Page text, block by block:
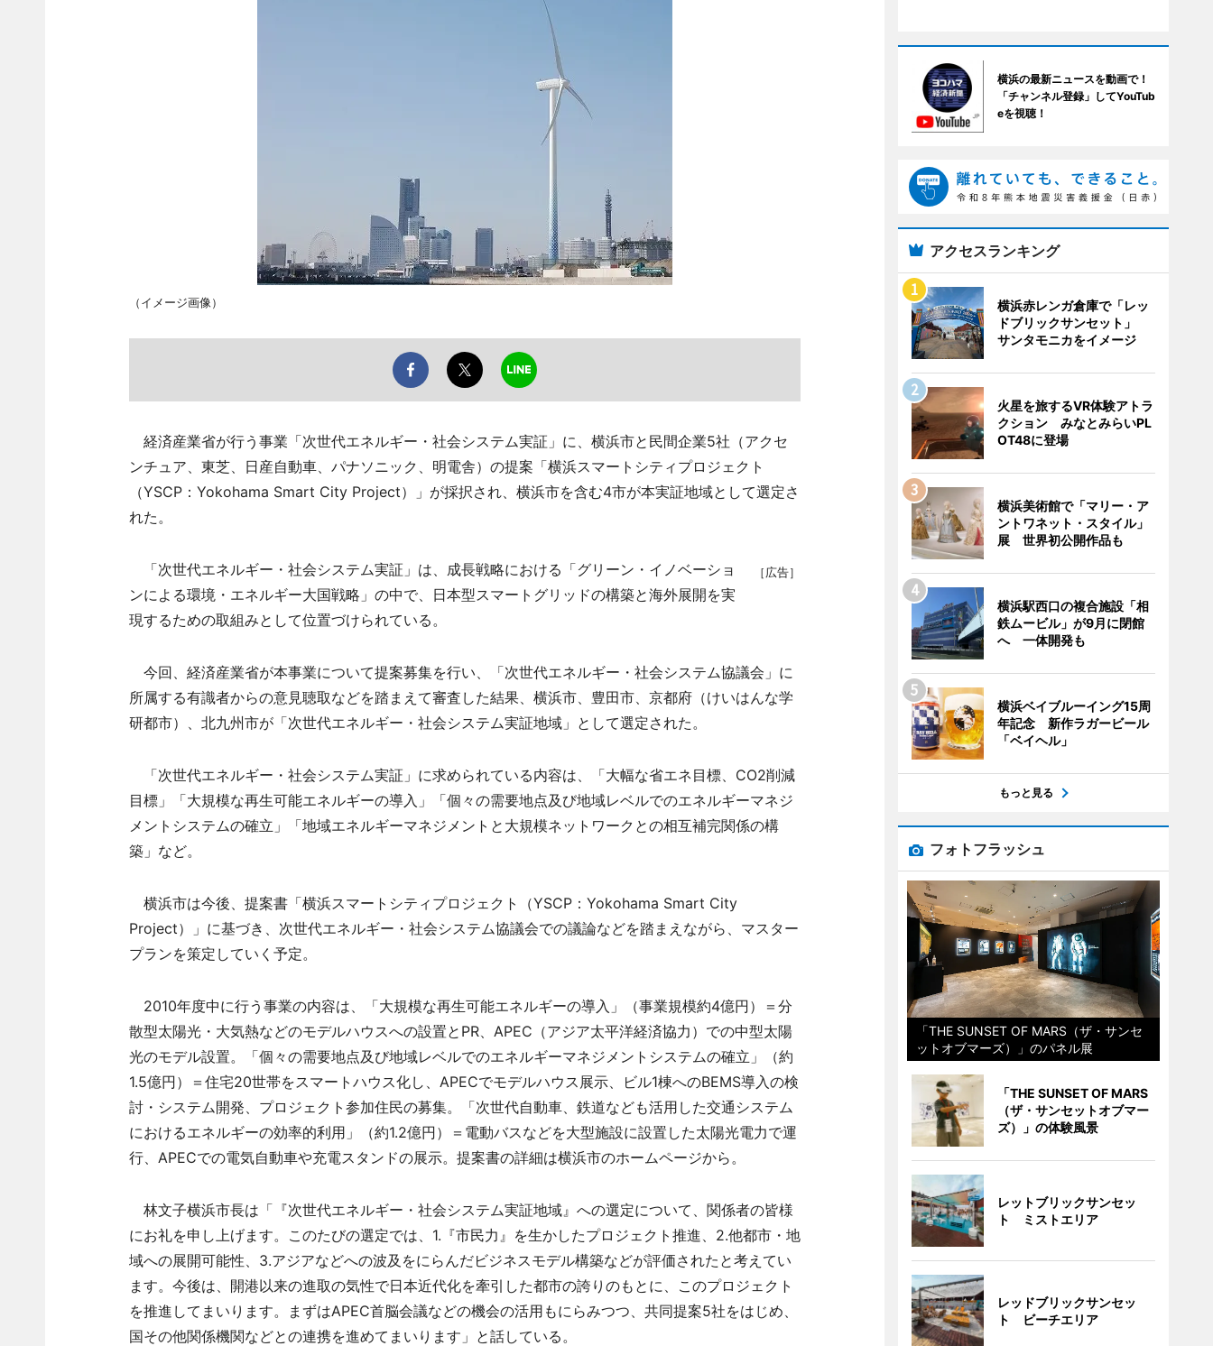
（イメージ画像）
経済産業省が行う事業「次世代エネルギー・社会システム実証」に、横浜市と民間企業5社（アクセ
ンチュア、東芝、日産自動車、パナソニック、明電舎）の提案「横浜スマートシティプロジェクト
（YSCP：Yokohama Smart City Project）」が採択され、横浜市を含む4市が本実証地域として選定さ
れた。
［広告］
「次世代エネルギー・社会システム実証」は、成長戦略における「グリーン・イノベーショ
ンによる環境・エネルギー大国戦略」の中で、日本型スマートグリッドの構築と海外展開を実
現するための取組みとして位置づけられている。
今回、経済産業省が本事業について提案募集を行い、「次世代エネルギー・社会システム協議会」に
所属する有識者からの意見聴取などを踏まえて審査した結果、横浜市、豊田市、京都府（けいはんな学
研都市）、北九州市が「次世代エネルギー・社会システム実証地域」として選定された。
「次世代エネルギー・社会システム実証」に求められている内容は、「大幅な省エネ目標、CO2削減
目標」「大規模な再生可能エネルギーの導入」「個々の需要地点及び地域レベルでのエネルギーマネジ
メントシステムの確立」「地域エネルギーマネジメントと大規模ネットワークとの相互補完関係の構
築」など。
横浜市は今後、提案書「横浜スマートシティプロジェクト（YSCP：Yokohama Smart City
Project）」に基づき、次世代エネルギー・社会システム協議会での議論などを踏まえながら、マスター
プランを策定していく予定。
2010年度中に行う事業の内容は、「大規模な再生可能エネルギーの導入」（事業規模約4億円）＝分
散型太陽光・大気熱などのモデルハウスへの設置とPR、APEC（アジア太平洋経済協力）での中型太陽
光のモデル設置。「個々の需要地点及び地域レベルでのエネルギーマネジメントシステムの確立」（約
1.5億円）＝住宅20世帯をスマートハウス化し、APECでモデルハウス展示、ビル1棟へのBEMS導入の検
討・システム開発、プロジェクト参加住民の募集。「次世代自動車、鉄道なども活用した交通システム
におけるエネルギーの効率的利用」（約1.2億円）＝電動バスなどを大型施設に設置した太陽光電力で運
行、APECでの電気自動車や充電スタンドの展示。提案書の詳細は横浜市のホームページから。
林文子横浜市長は「『次世代エネルギー・社会システム実証地域』への選定について、関係者の皆様
にお礼を申し上げます。このたびの選定では、1.『市民力』を生かしたプロジェクト推進、2.他都市・地
域への展開可能性、3.アジアなどへの波及をにらんだビジネスモデル構築などが評価されたと考えてい
ます。今後は、開港以来の進取の気性で日本近代化を牽引した都市の誇りのもとに、このプロジェクト
を推進してまいります。まずはAPEC首脳会議などの機会の活用もにらみつつ、共同提案5社をはじめ、
国その他関係機関などとの連携を進めてまいります」と話している。
横浜の最新ニュースを動画で！
「チャンネル登録」してYouTub
eを視聴！
アクセスランキング
横浜赤レンガ倉庫で「レッ
ドブリックサンセット」
サンタモニカをイメージ
火星を旅するVR体験アトラ
クション みなとみらいPL
OT48に登場
横浜美術館で「マリー・ア
ントワネット・スタイル」
展 世界初公開作品も
横浜駅西口の複合施設「相
鉄ムービル」が9月に閉館
へ 一体開発も
横浜ベイブルーイング15周
年記念 新作ラガービール
「ベイヘル」
もっと見る
フォトフラッシュ
「THE SUNSET OF MARS（ザ・サンセ
ットオブマーズ）」のパネル展
「THE SUNSET OF MARS
（ザ・サンセットオブマー
ズ）」の体験風景
レットブリックサンセッ
ト ミストエリア
レッドブリックサンセッ
ト ビーチエリア